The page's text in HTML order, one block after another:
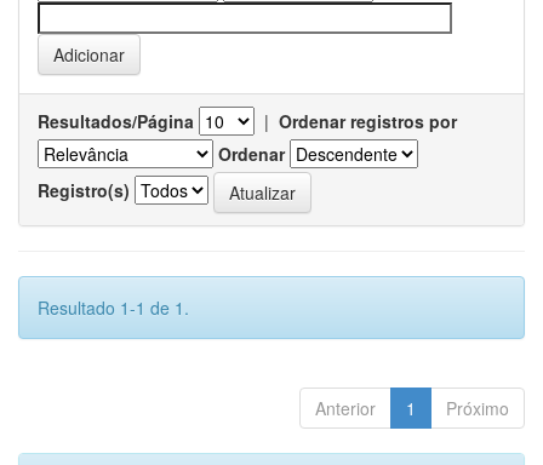
Resultados/Página | Ordenar registros por
Ordenar
Registro(s)
Resultado 1-1 de 1.
Anterior 1 Próximo